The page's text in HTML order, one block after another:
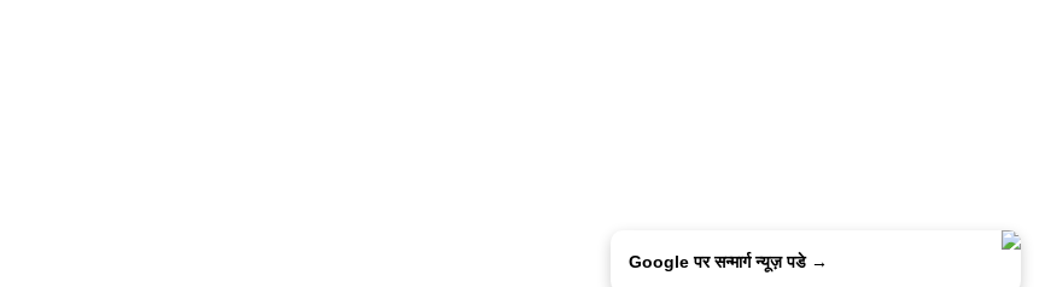
Google पर सन्मार्ग न्यूज़ पडे →